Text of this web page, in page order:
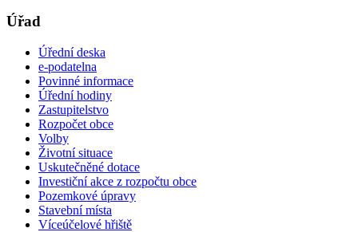
Úřad
Úřední deska
e-podatelna
Povinné informace
Úřední hodiny
Zastupitelstvo
Rozpočet obce
Volby
Životní situace
Uskutečněné dotace
Investiční akce z rozpočtu obce
Pozemkové úpravy
Stavební místa
Víceúčelové hřiště